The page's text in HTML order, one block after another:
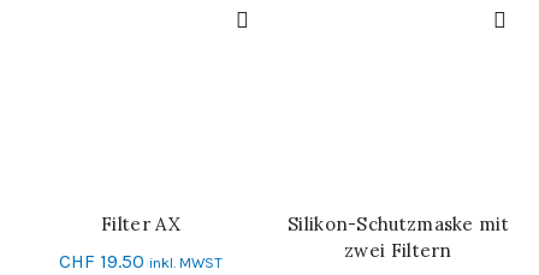
IN DEN WARENKORB
Filter AX
CHF 19.50 inkl. MWST
IN DEN WARENKORB
Silikon-Schutzmaske mit
zwei Filtern